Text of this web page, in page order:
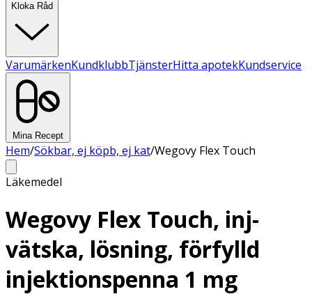
Kloka Råd
VarumärkenKundklubbTjänsterHitta apotekKundservice
Mina Recept
Hem/Sökbar, ej köpb, ej kat/Wegovy Flex Touch
Läkemedel
Wegovy Flex Touch, inj-
vätska, lösning, förfylld
injektionspenna 1 mg